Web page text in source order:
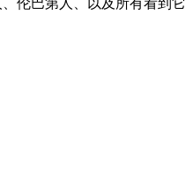
伦巴第人、以及所有看到它